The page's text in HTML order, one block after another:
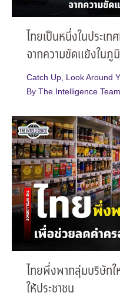
ไทยเป็นหนึ่งในประเ
จากความขัดแย้งใน
Catch Up Look Around
By The Intelligence Team
ไทยพึ่งพากลุ่มบริษัท
ให้ประชาชน